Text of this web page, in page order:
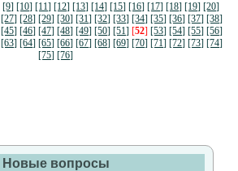
[9] [10] [11] [12] [13] [14] [15] [16] [17] [18] [19] [20]
[27] [28] [29] [30] [31] [32] [33] [34] [35] [36] [37] [38]
[45] [46] [47] [48] [49] [50] [51] [52] [53] [54] [55] [56]
[63] [64] [65] [66] [67] [68] [69] [70] [71] [72] [73] [74]
[75] [76]
Новые вопросы